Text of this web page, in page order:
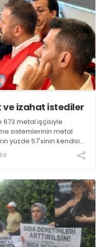
izahat istediler
673 metal işçisiyle
sistemlerinin metal
göre karar
İşçinin ilk talebi